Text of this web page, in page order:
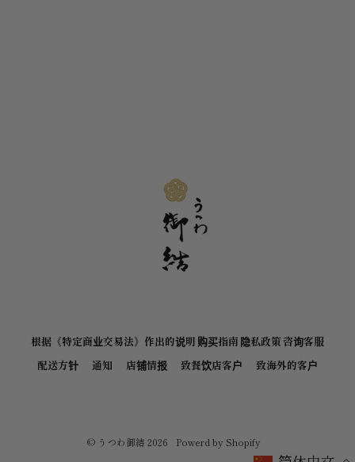
根据《特定商业交易法》作出的说明 购买指南 隐私政策 咨询客服
配送方针
通知 店铺情报 致餐饮店客户 致海外的客户
© うつわ御結 2026 Powerd by Shopify